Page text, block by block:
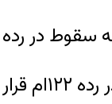
دارد.